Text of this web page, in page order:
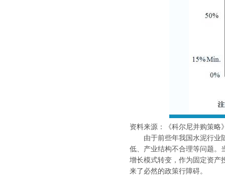
资料来源：《科尔尼并购策略
由于前些年我国水泥行业随
低、产业结构不合理等问题。
增长模式转变，作为固定资产
来了必然的政策行障碍。